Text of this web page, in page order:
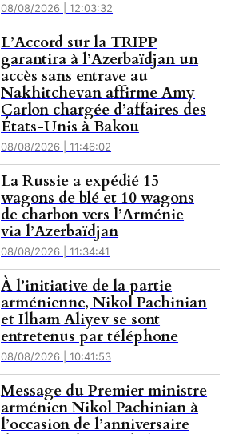
08/08/2026 | 12:03:32
L’Accord sur la TRIPP
garantira à l’Azerbaïdjan un
accès sans entrave au
Nakhitchevan affirme Amy
Carlon chargée d’affaires des
États-Unis à Bakou
08/08/2026 | 11:46:02
La Russie a expédié 15
wagons de blé et 10 wagons
de charbon vers l’Arménie
via l’Azerbaïdjan
08/08/2026 | 11:34:41
À l’initiative de la partie
arménienne, Nikol Pachinian
et Ilham Aliyev se sont
entretenus par téléphone
08/08/2026 | 10:41:53
Message du Premier ministre
arménien Nikol Pachinian à
l’occasion de l’anniversaire